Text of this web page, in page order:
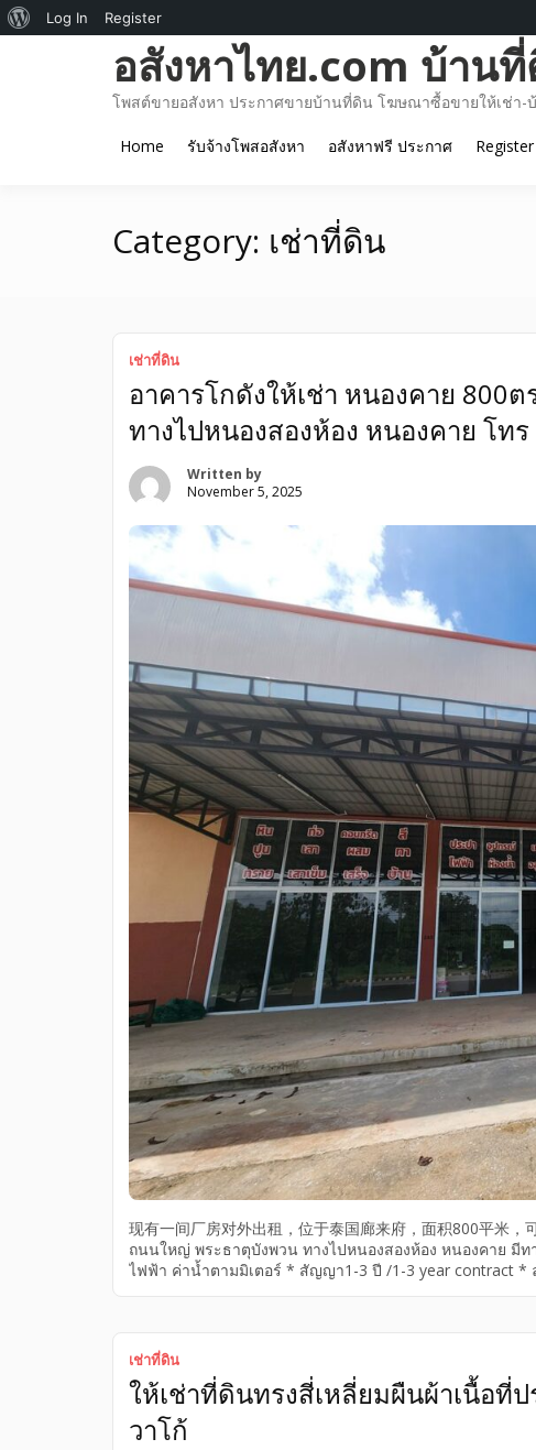
อสังหาไทย.com บ้าน
โพสต์ขายอสังหา ประกาศขายบ้านที่ดิน โฆษณาซื้อขายให้เช่า-
Home รับจ้างโพสอสังหา อสังหาฟรี ประกาศ Register
Category: เช่าที่ดิน
เช่าที่ดิน
อาคารโกดังให้เช่า หนองคาย 800
ทางไปหนองสองห้อง หนองคาย โทร
Written by
November 5, 2025
现有一间厂房对外出租，位于泰国廊来府，面积800平米
ถนนใหญ่ พระธาตุบังพวน ทางไปหนองสองห้อง หนองคาย มี
ไฟฟ้า ค่าน้ำตามมิเตอร์ * สัญญา1-3 ปี /1-3 year contract *
เช่าที่ดิน
ให้เช่าที่ดินทรงสี่เหลี่ยมผืนผ้าเนื้อที่
วาโก้
About
Log In Register